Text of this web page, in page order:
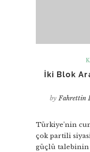
İki Blok
byFahrettin
Türkiye’nin
çok partili
güçlü talebinin